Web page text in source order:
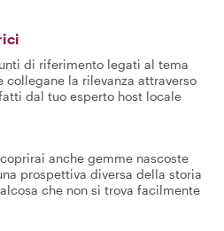
di riferimento legati al tema
collegane la rilevanza attraverso
dal tuo esperto host locale
anche gemme nascoste
prospettiva diversa della storia
che non si trova facilmente